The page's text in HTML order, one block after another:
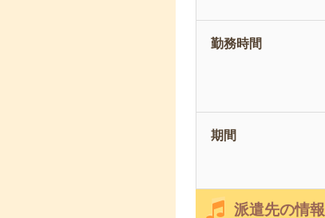
勤務時間
期間
派遣先の情報